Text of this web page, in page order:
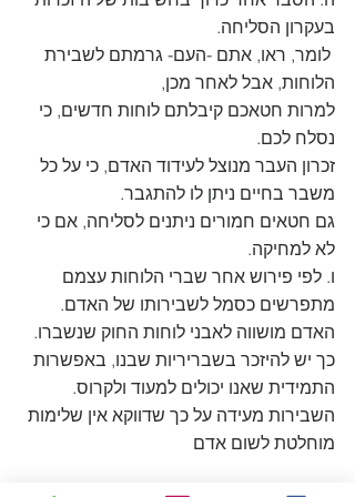
בעקרון הסליחה.
לומר, ראו, אתם -העם- גרמתם לשבירת
הלוחות, אבל לאחר מכן,
למרות חטאכם קיבלתם לוחות חדשים, כי
נסלח לכם.
זכרון העבר מנוצל לעידוד האדם, כי על כל
משבר בחיים ניתן לו להתגבר.
גם חטאים חמורים ניתנים לסליחה, אם כי
לא למחיקה.
ו. לפי פירוש אחר שברי הלוחות עצמם
מתפרשים כסמל לשבירותו של האדם.
האדם מושווה לאבני לוחות החוק שנשברו.
כך יש להיזכר בשבריריות שבנו, באפשרות
התמידית שאנו יכולים למעוד ולקרוס.
השבירות מעידה על כך שדווקא אין שלימות
מוחלטת לשום אדם